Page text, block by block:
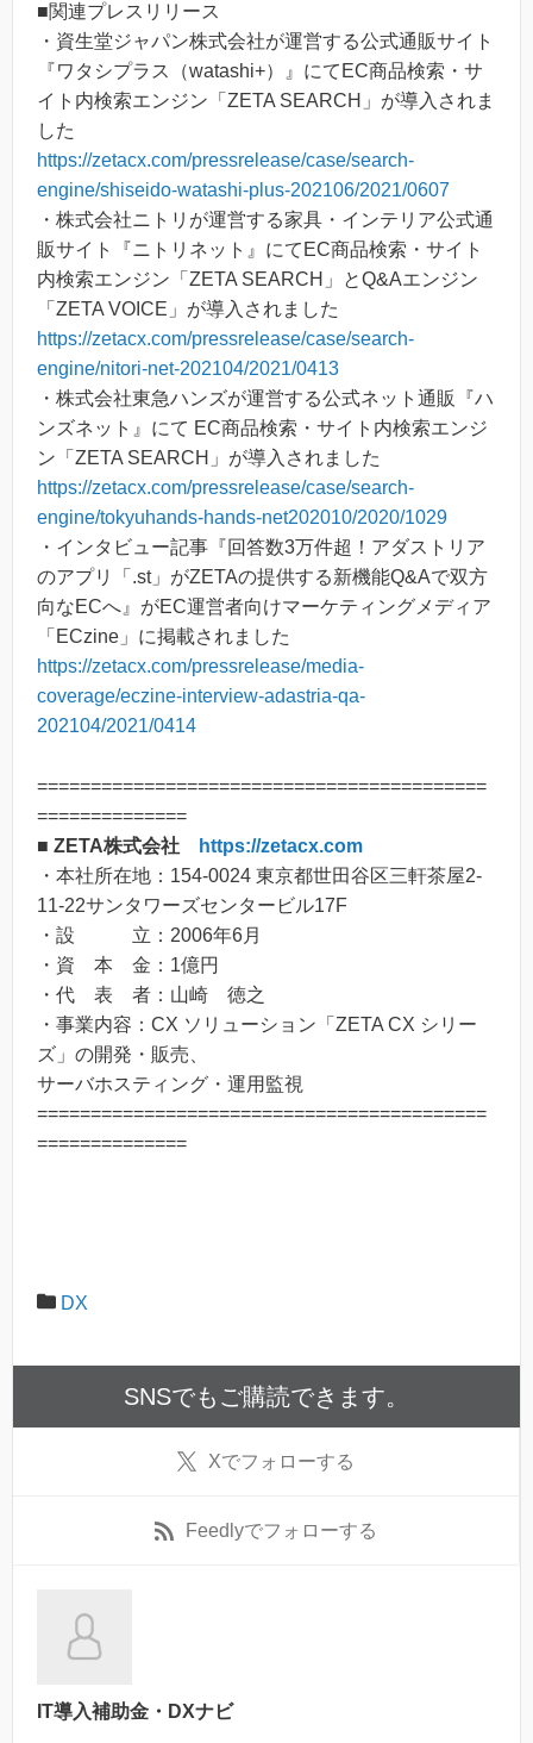
■関連プレスリリース
・資生堂ジャパン株式会社が運営する公式通販サイト
『ワタシプラス（watashi+）』にてEC商品検索・サ
イト内検索エンジン「ZETA SEARCH」が導入されま
した
https://zetacx.com/pressrelease/case/search-
engine/shiseido-watashi-plus-202106/2021/0607
・株式会社ニトリが運営する家具・インテリア公式通
販サイト『ニトリネット』にてEC商品検索・サイト
内検索エンジン「ZETA SEARCH」とQ&Aエンジン
「ZETA VOICE」が導入されました
https://zetacx.com/pressrelease/case/search-
engine/nitori-net-202104/2021/0413
・株式会社東急ハンズが運営する公式ネット通販『ハ
ンズネット』にて EC商品検索・サイト内検索エンジ
ン「ZETA SEARCH」が導入されました
https://zetacx.com/pressrelease/case/search-
engine/tokyuhands-hands-net202010/2020/1029
・インタビュー記事『回答数3万件超！アダストリア
のアプリ「.st」がZETAの提供する新機能Q&Aで双方
向なECへ』がEC運営者向けマーケティングメディア
「ECzine」に掲載されました
https://zetacx.com/pressrelease/media-
coverage/eczine-interview-adastria-qa-
202104/2021/0414
==========================================
==============
■ ZETA株式会社
https://zetacx.com
・本社所在地：154-0024 東京都世田谷区三軒茶屋2-
11-22サンタワーズセンタービル17F
・設 立：2006年6月
・資 本 金：1億円
・代 表 者：山崎 徳之
・事業内容：CX ソリューション「ZETA CX シリー
ズ」の開発・販売、
サーバホスティング・運用監視
==========================================
==============
DX
SNSでもご購読できます。
Xでフォローする
Feedlyでフォローする
IT導入補助金・DXナビ